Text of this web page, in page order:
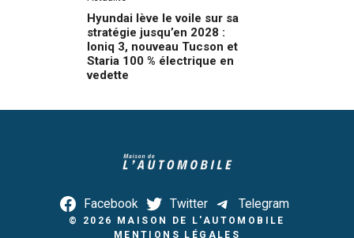
Hyundai lève le voile sur sa
stratégie jusqu’en 2028 :
Ioniq 3, nouveau Tucson et
Staria 100 % électrique en
vedette
Facebook Twitter Telegram
© 2026 MAISON DE L'AUTOMOBILE
MENTIONS LÉGALES